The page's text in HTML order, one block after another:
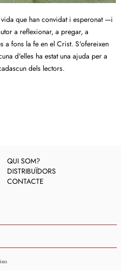
que han convidat i esperonat —i
a reflexionar, a pregar, a
a fons la fe en el Crist. S'ofereixen
d'elles ha estat una ajuda per a
dels lectors.
QUI SOM?
DISTRIBUÏDORS
CONTACTE